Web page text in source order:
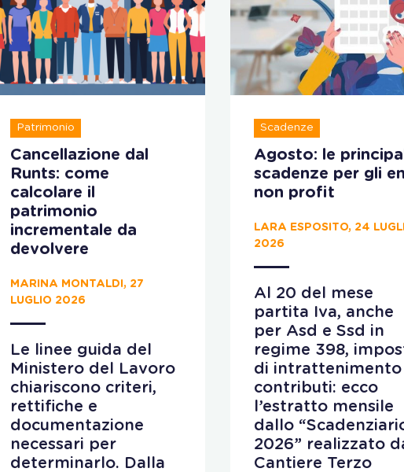
Patrimonio
Cancellazione dal
Runts: come
calcolare il
patrimonio
incrementale da
devolvere
MARINA MONTALDI, 27
LUGLIO 2026
Le linee guida del
Ministero del Lavoro
chiariscono criteri,
rettifiche e
documentazione
necessari per
determinarlo. Dalla
Scadenze
Agosto: le
scadenze per gli
non profit
LARA ESPOSITO, 24
2026
Al 20 del mese
partita Iva, anche
per Asd e Ssd in
regime 398,
di intrattenimento
contributi: ecco
l’estratto mensile
dallo
2026” realizzato
Cantiere Terzo